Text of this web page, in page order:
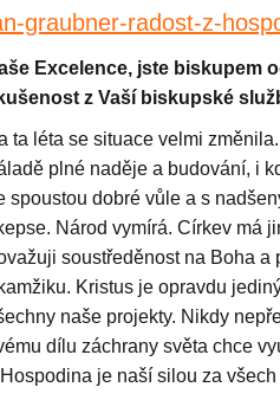
graubner-radost-z-
Excelence, jste biskupem
z Vaší biskupské
ta léta se situace velmi
plné naděje a budování, i
spoustou dobré vůle a s
Národ vymírá. Církev má
soustředěnost na Boha
Kristus je opravdu
naše projekty. Nikdy
dílu záchrany světa chce
je naší silou za